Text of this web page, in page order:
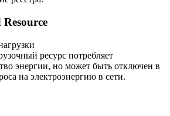
ресурс потребляет
энергии, но может быть отключен в
на электроэнергию в сети.